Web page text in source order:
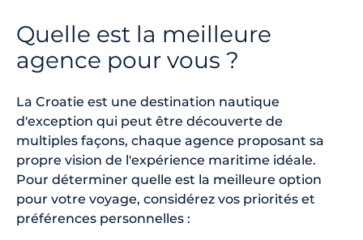
Quelle est la meilleure
agence pour vous ?
La Croatie est une destination nautique
d'exception qui peut être découverte de
multiples façons, chaque agence proposant sa
propre vision de l'expérience maritime idéale.
Pour déterminer quelle est la meilleure option
pour votre voyage, considérez vos priorités et
préférences personnelles :